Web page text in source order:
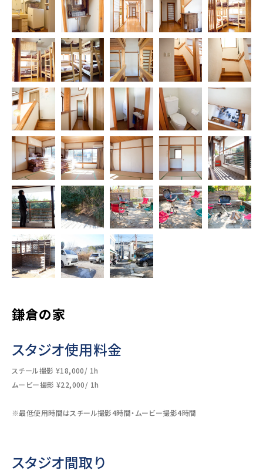
鎌倉の家
スタジオ使用料金
スチール撮影 ¥18,000/ 1h
ムービー撮影 ¥22,000/ 1h
※最低使用時間はスチール撮影4時間・ムービー撮影4時間
スタジオ間取り